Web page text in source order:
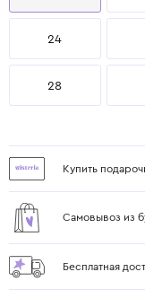
24
28
Купить
Самовывоз из
Бесплатная